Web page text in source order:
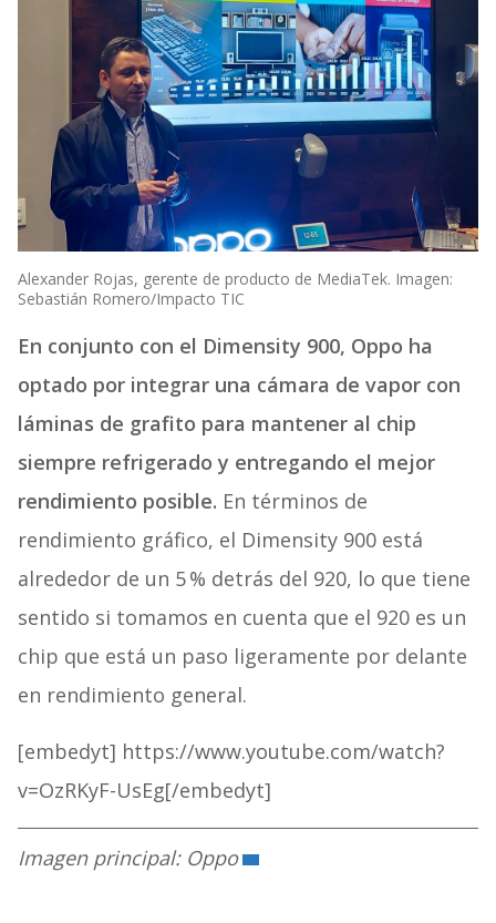
Alexander Rojas, gerente de producto de MediaTek. Imagen:
Sebastián Romero/Impacto TIC
En conjunto con el Dimensity 900, Oppo ha
optado por integrar una cámara de vapor con
láminas de grafito para mantener al chip
siempre refrigerado y entregando el mejor
rendimiento posible. En términos de
rendimiento gráfico, el Dimensity900 está
alrededor de un 5 % detrás del 920, lo que tiene
sentido si tomamos en cuenta que el 920 es un
chip que está un paso ligeramente por delante
en rendimiento general.
[embedyt] https://www.youtube.com/watch?
v=OzRKyF-UsEg[/embedyt]
Imagen principal: Oppo